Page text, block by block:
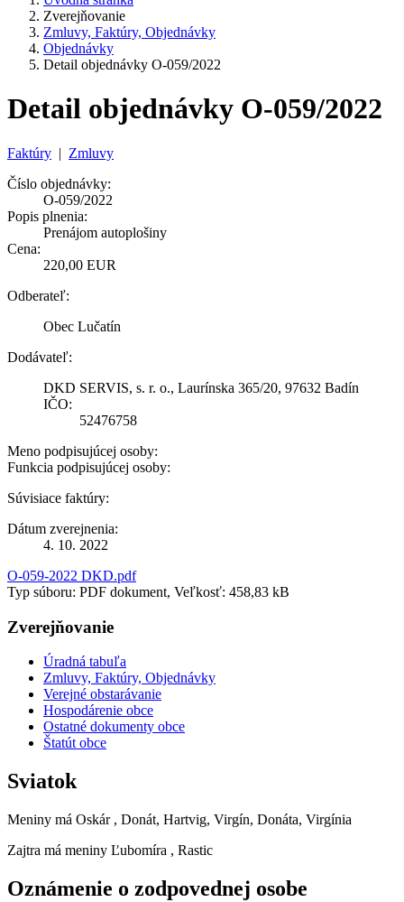
Zverejňovanie
Zmluvy, Faktúry, Objednávky
Objednávky
Detail objednávky O-059/2022
Detail objednávky O-059/2022
Faktúry | Zmluvy
Číslo objednávky:
O-059/2022
Popis plnenia:
Prenájom autoplošiny
Cena:
220,00 EUR
Odberateľ:
Obec Lučatín
Dodávateľ:
DKD SERVIS, s. r. o., Laurínska 365/20, 97632 Badín
IČO:
52476758
Meno podpisujúcej osoby:
Funkcia podpisujúcej osoby:
Súvisiace faktúry:
Dátum zverejnenia:
4. 10. 2022
O-059-2022 DKD.pdf
Typ súboru: PDF dokument, Veľkosť: 458,83 kB
Zverejňovanie
Úradná tabuľa
Zmluvy, Faktúry, Objednávky
Verejné obstarávanie
Hospodárenie obce
Ostatné dokumenty obce
Štatút obce
Sviatok
Meniny má Oskár , Donát, Hartvig, Virgín, Donáta, Virgínia
Zajtra má meniny Ľubomíra , Rastic
Oznámenie o zodpovednej osobe